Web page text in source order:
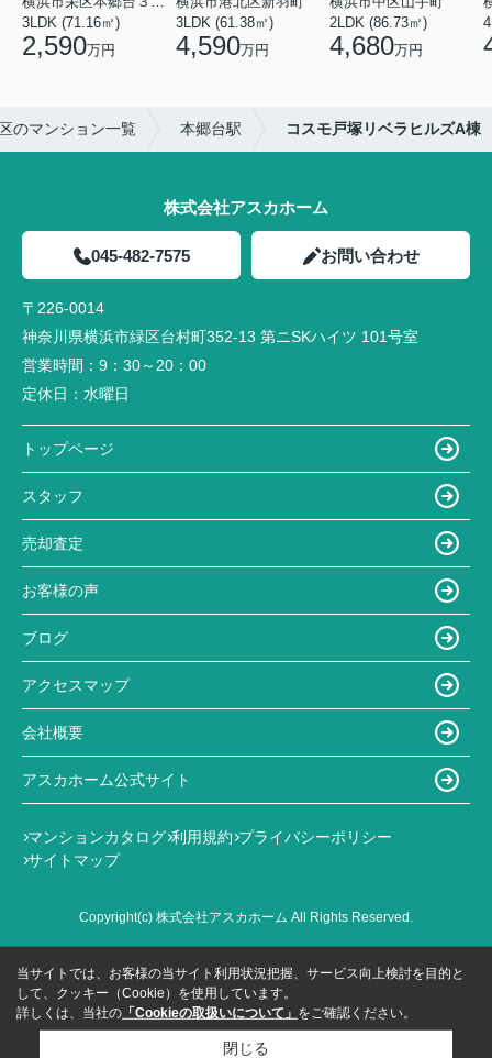
3LDK (71.16㎡)
2,590万円
3LDK (61.38㎡)
4,590万円
2LDK (86.73㎡)
4,680万円
のマンション一覧 本郷台駅 コスモ戸塚リベラヒルズA棟
株式会社アスカホーム
045-482-7575 お問い合わせ
〒226-0014
神奈川県横浜市緑区台村町352-13 第ニSKハイツ 101号室
営業時間： 9：30～20：00
定休日： 水曜日
トップページ
スタッフ
売却査定
お客様の声
ブログ
アクセスマップ
会社概要
アスカホーム公式サイト
マンションカタログ 利用規約 プライバシーポリシー
サイトマップ
Copyright(c) 株式会社アスカホーム All Rights Reserved.
当サイトでは、お客様の当サイト利用状況把握、サービス向上検討を目的と
して、クッキー（Cookie）を使用しています。
詳しくは、当社の 「Cookieの取扱いについて」 をご確認ください。
閉じる